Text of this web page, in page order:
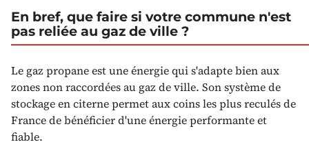
En bref, que faire si votre commune n'est
pas reliée au gaz de ville ?
Le gaz propane est une énergie qui s'adapte bien aux
zones non raccordées au gaz de ville. Son système de
stockage en citerne permet aux coins les plus reculés de
France de bénéficier d'une énergie performante et
fiable.